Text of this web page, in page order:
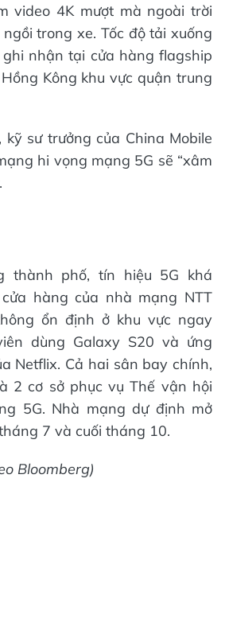
video 4K mượt mà ngoài trời
trong xe. Tốc độ tải xuống
nhận tại cửa hàng flagship
Kông khu vực quận trung
kỹ sư trưởng của China Mobile
hi vọng mạng 5G sẽ “xâm
thành phố, tín hiệu 5G khá
hàng của nhà mạng NTT
ổn định ở khu vực ngay
dùng Galaxy S20 và ứng
Netflix. Cả hai sân bay chính,
2 cơ sở phục vụ Thế vận hội
5G. Nhà mạng dự định mở
7 và cuối tháng 10.
Bloomberg)